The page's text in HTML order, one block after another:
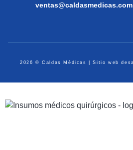
ventas@caldasmedicas.com
2026 © Caldas Médicas | Sitio web